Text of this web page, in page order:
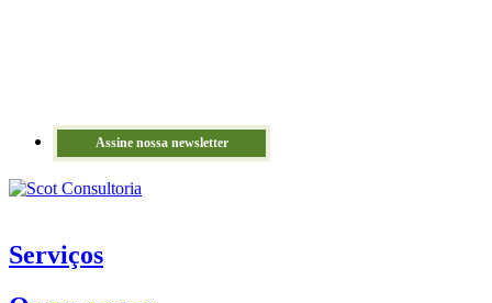
Assine nossa newsletter
Serviços